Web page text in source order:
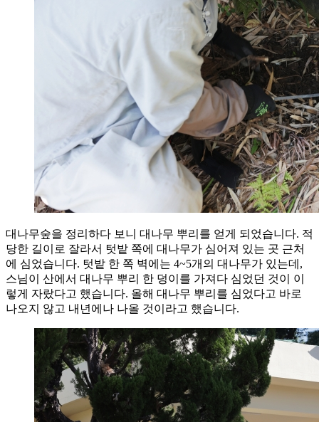
대나무숲을 정리하다 보니 대나무 뿌리를 얻게 되었습니다. 적
당한 길이로 잘라서 텃밭 쪽에 대나무가 심어져 있는 곳 근처
에 심었습니다. 텃밭 한 쪽 벽에는 4~5개의 대나무가 있는데,
스님이 산에서 대나무 뿌리 한 덩이를 가져다 심었던 것이 이
렇게 자랐다고 했습니다. 올해 대나무 뿌리를 심었다고 바로
나오지 않고 내년에나 나올 것이라고 했습니다.